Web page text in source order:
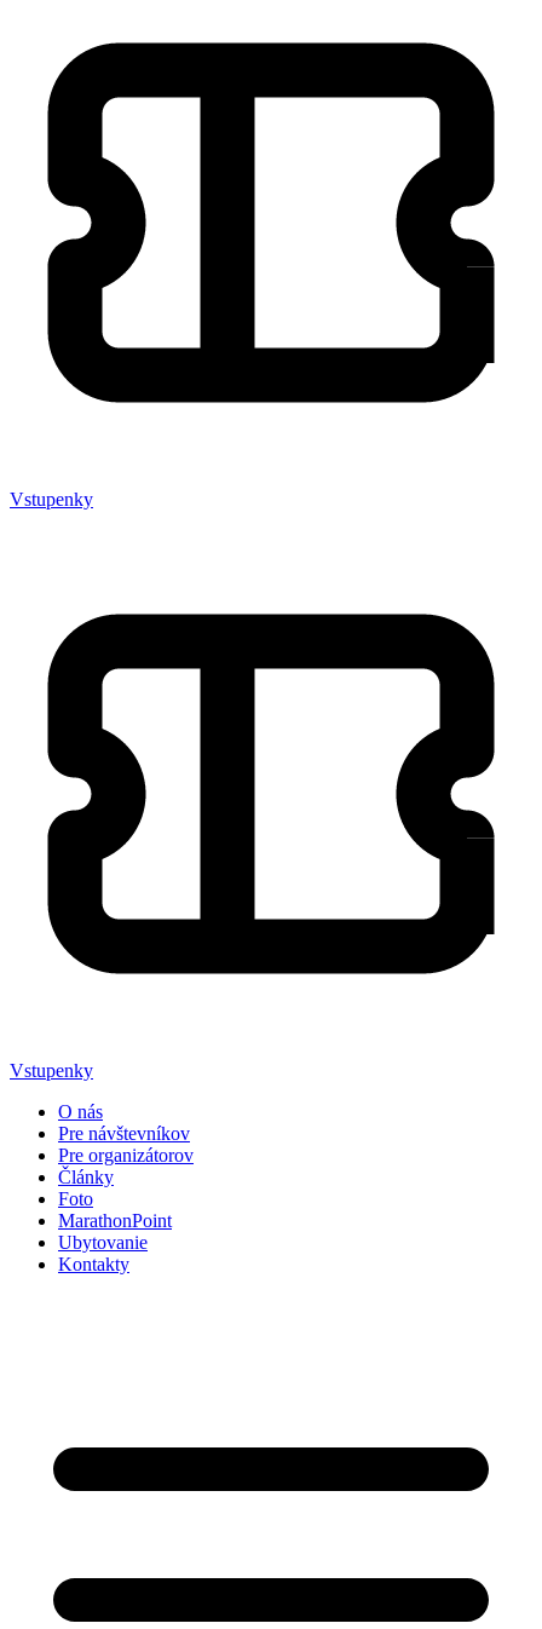
Vstupenky
Vstupenky
O nás
Pre návštevníkov
Pre organizátorov
Články
Foto
MarathonPoint
Ubytovanie
Kontakty